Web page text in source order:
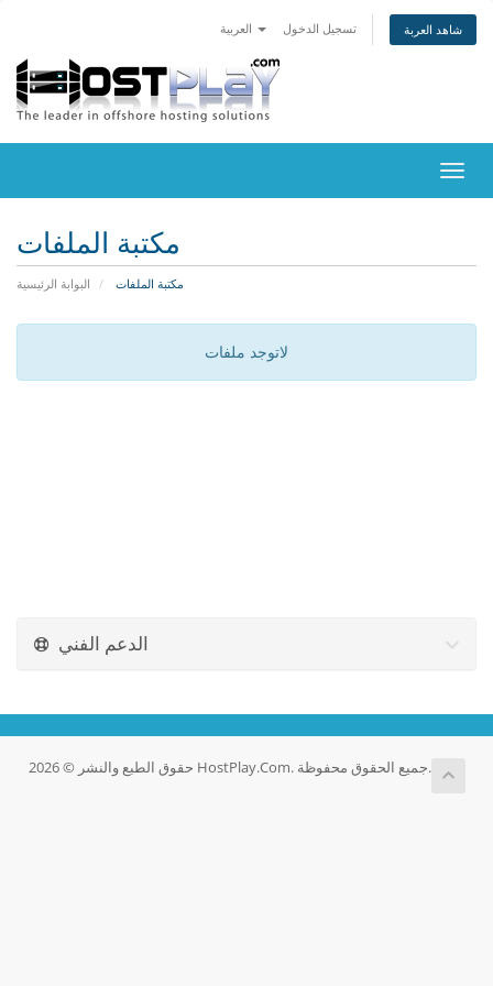
تسجيل الدخول شاهد العربة
تبديل
التنقل
مكتبة الملفات
البوابة الرئيسية مكتبة الملفات
لاتوجد ملفات
الدعم الفني
حقوق الطبع والنشر © 2026 HostPlay.Com. جميع الحقوق محفوظة.